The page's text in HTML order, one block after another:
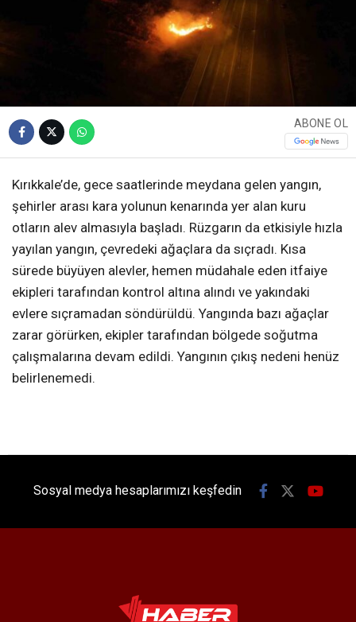
ABONE OL
Kırıkkale’de, gece saatlerinde meydana gelen yangın,
şehirler arası kara yolunun kenarında yer alan kuru
otların alev almasıyla başladı. Rüzgarın da etkisiyle hızla
yayılan yangın, çevredeki ağaçlara da sıçradı. Kısa
sürede büyüyen alevler, hemen müdahale eden itfaiye
ekipleri tarafından kontrol altına alındı ve yakındaki
evlere sıçramadan söndürüldü. Yangında bazı ağaçlar
zarar görürken, ekipler tarafından bölgede soğutma
çalışmalarına devam edildi. Yangının çıkış nedeni henüz
belirlenemedi.
Sosyal medya hesaplarımızı keşfedin